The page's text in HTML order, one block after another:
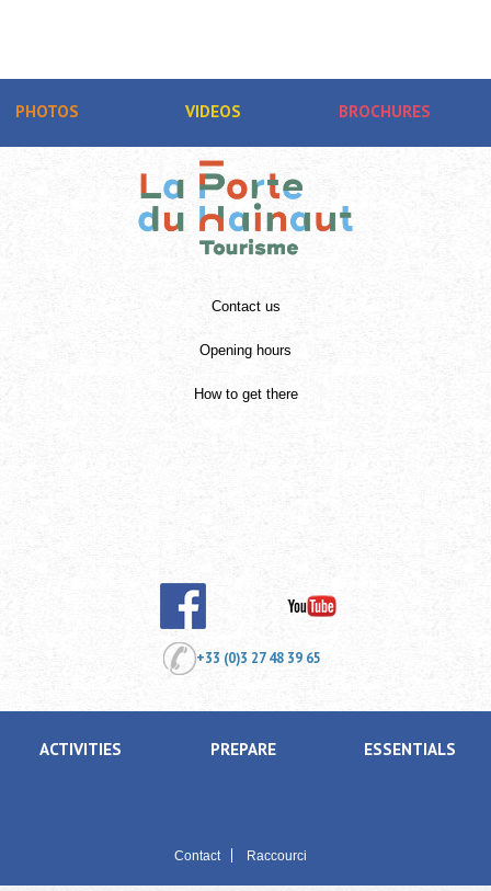
PHOTOS VIDEOS BROCHURES
Contact us
Opening hours
How to get there
+33 (0)3 27 48 39 65
ACTIVITIES PREPARE ESSENTIALS
Contact Raccourci